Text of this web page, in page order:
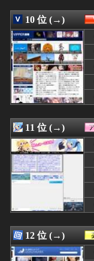
08/06 16:24
08/06 16:23
08/06 16:21
08/06 16:20
08/06 16:20
08/06 16:20
08/06 16:18
08/06 16:18
08/06 16:16
08/06 16:15
08/06 16:12
08/06 16:12
08/06 16:12
08/06 16:12
08/06 16:11
08/06 16:10
08/06 16:10
08/06 16:10
08/06 16:10
10 位 (→)
11 位 (→)
12 位 (→)